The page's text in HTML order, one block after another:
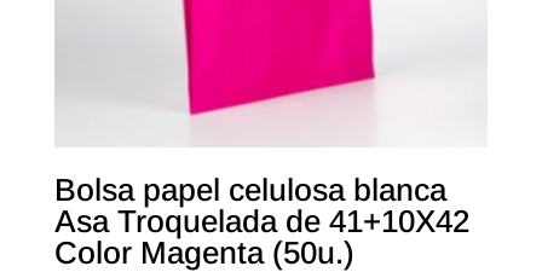
Bolsa papel celulosa blanca
Asa Troquelada de 41+10X42
Color Magenta (50u.)